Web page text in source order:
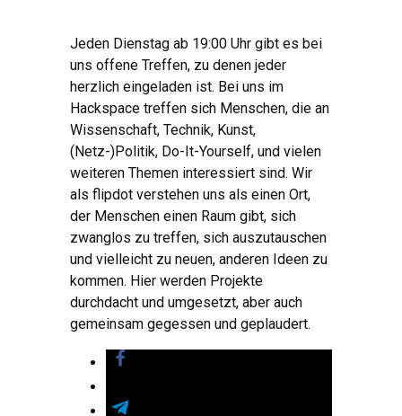
Jeden Dienstag ab 19:00 Uhr gibt es bei
uns offene Treffen, zu denen jeder
herzlich eingeladen ist. Bei uns im
Hackspace treffen sich Menschen, die an
Wissenschaft, Technik, Kunst,
(Netz-)Politik, Do-It-Yourself, und vielen
weiteren Themen interessiert sind. Wir
als flipdot verstehen uns als einen Ort,
der Menschen einen Raum gibt, sich
zwanglos zu treffen, sich auszutauschen
und vielleicht zu neuen, anderen Ideen zu
kommen. Hier werden Projekte
durchdacht und umgesetzt, aber auch
gemeinsam gegessen und geplaudert.